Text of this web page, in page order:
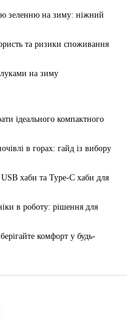
зеленню на зиму: ніжний
та ризики споживання
на зиму
ідеального компактного
в горах: гайд із вибору
хаби та Type-C хаби для
в роботу: рішення для
комфорт у будь-